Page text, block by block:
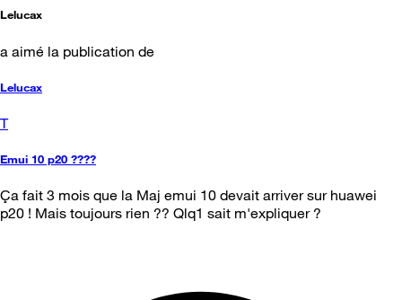
Lelucax
a aimé la publication de
Lelucax
T
Emui 10 p20 ????
Ça fait 3 mois que la Maj emui 10 devait arriver sur huawei
p20 ! Mais toujours rien ?? Qlq1 sait m'expliquer ?